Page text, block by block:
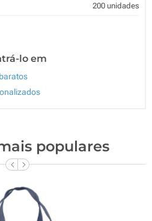
200 unidades
lo em
populares